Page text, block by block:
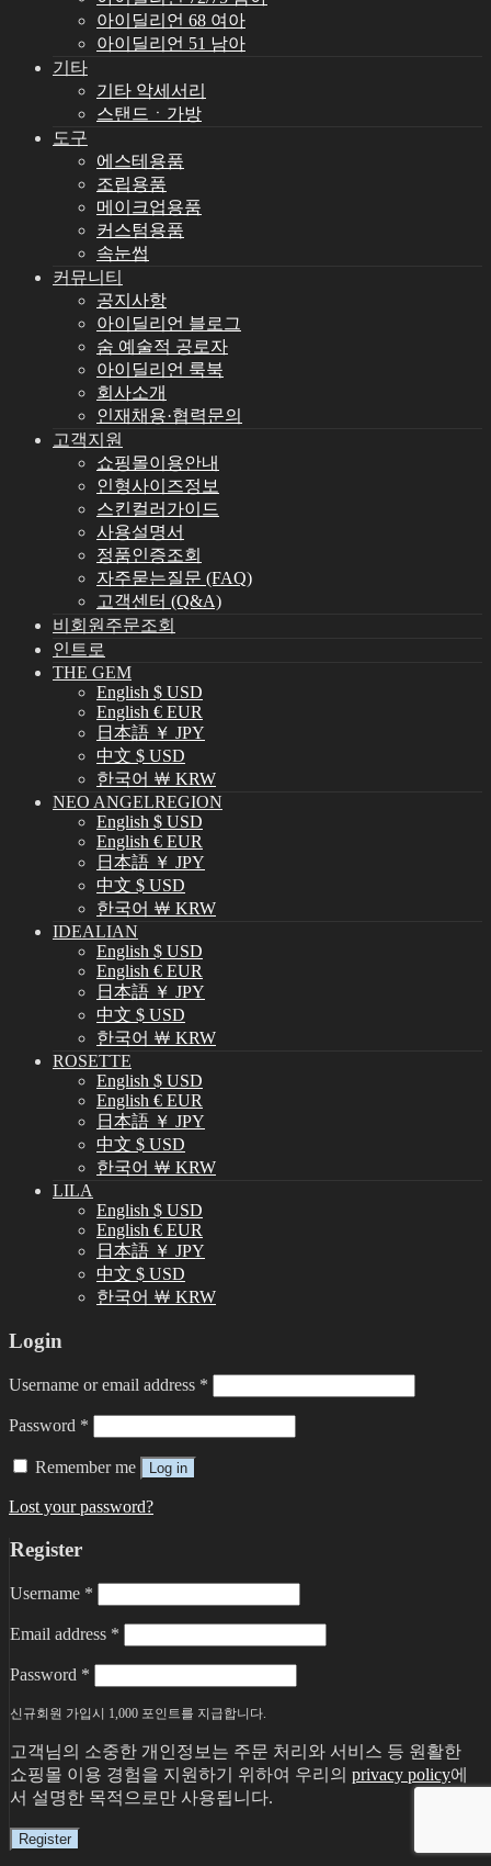
아이딜리언 68 여아
아이딜리언 51 남아
기타
기타 악세서리
스탠드ㆍ가방
도구
에스테용품
조립용품
메이크업용품
커스텀용품
속눈썹
커뮤니티
공지사항
아이딜리언 블로그
숨 예술적 공로자
아이딜리언 룩북
회사소개
인재채용·협력문의
고객지원
쇼핑몰이용안내
인형사이즈정보
스킨컬러가이드
사용설명서
정품인증조회
자주묻는질문 (FAQ)
고객센터 (Q&A)
비회원주문조회
인트로
THE GEM
English $ USD
English € EUR
日本語 ￥ JPY
中文 $ USD
한국어 ￦ KRW
NEO ANGELREGION
English $ USD
English € EUR
日本語 ￥ JPY
中文 $ USD
한국어 ￦ KRW
IDEALIAN
English $ USD
English € EUR
日本語 ￥ JPY
中文 $ USD
한국어 ￦ KRW
ROSETTE
English $ USD
English € EUR
日本語 ￥ JPY
中文 $ USD
한국어 ￦ KRW
LILA
English $ USD
English € EUR
日本語 ￥ JPY
中文 $ USD
한국어 ￦ KRW
Login
Username or email address *
Password *
Remember me Log in
Lost your password?
Register
Username *
Email address *
Password *
신규회원 가입시 1,000 포인트를 지급합니다.
고객님의 소중한 개인정보는 주문 처리와 서비스 등 원활한
쇼핑몰 이용 경험을 지원하기 위하여 우리의 privacy policy에
서 설명한 목적으로만 사용됩니다.
Register